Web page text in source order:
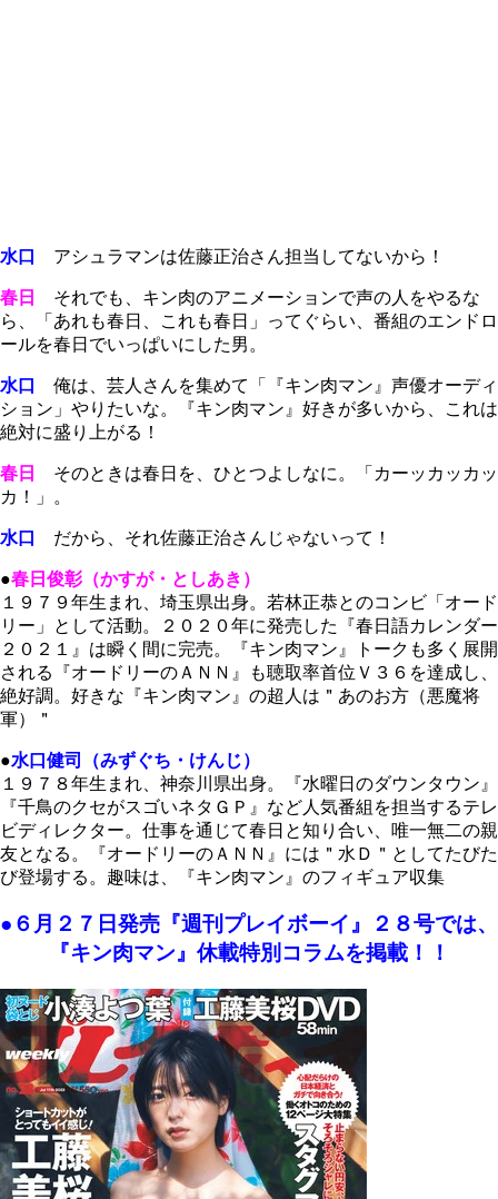
水口 アシュラマンは佐藤正治さん担当してないから！
春日
それでも、キン肉のアニメーションで声の人をやるな
ら、「あれも春日、これも春日」ってぐらい、番組のエンドロ
ールを春日でいっぱいにした男。
水口
俺は、芸人さんを集めて「『キン肉マン』声優オーディ
ション」やりたいな。『キン肉マン』好きが多いから、これは
絶対に盛り上がる！
春日
そのときは春日を、ひとつよしなに。「カーッカッカッ
カ！」。
水口 だから、それ佐藤正治さんじゃないって！
●春日俊彰（かすが・としあき）
１９７９年生まれ、埼玉県出身。若林正恭とのコンビ「オード
リー」として活動。２０２０年に発売した『春日語カレンダー
２０２１』は瞬く間に完売。『キン肉マン』トークも多く展開
される『オードリーのＡＮＮ』も聴取率首位Ｖ３６を達成し、
絶好調。好きな『キン肉マン』の超人は＂あのお方（悪魔将
軍）＂
●水口健司（みずぐち・けんじ）
１９７８年生まれ、神奈川県出身。『水曜日のダウンタウン』
『千鳥のクセがスゴいネタＧＰ』など人気番組を担当するテレ
ビディレクター。仕事を通じて春日と知り合い、唯一無二の親
友となる。『オードリーのＡＮＮ』には＂水Ｄ＂としてたびた
び登場する。趣味は、『キン肉マン』のフィギュア収集
●６月２７日発売『週刊プレイボーイ』２８号では、
『キン肉マン』休載特別コラムを掲載！！